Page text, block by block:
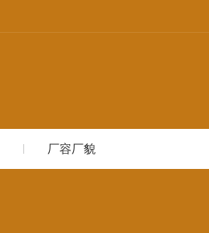
厂容厂貌